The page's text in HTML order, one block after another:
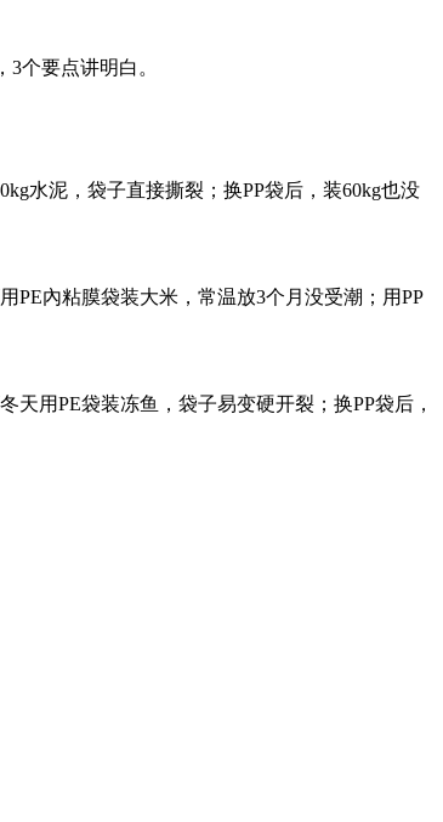
个要点讲明白。
水泥，袋子直接撕裂；换PP袋后，装60kg也没
PE內粘膜袋装大米，常温放3个月没受潮；用PP
用PE袋装冻鱼，袋子易变硬开裂；换PP袋后，